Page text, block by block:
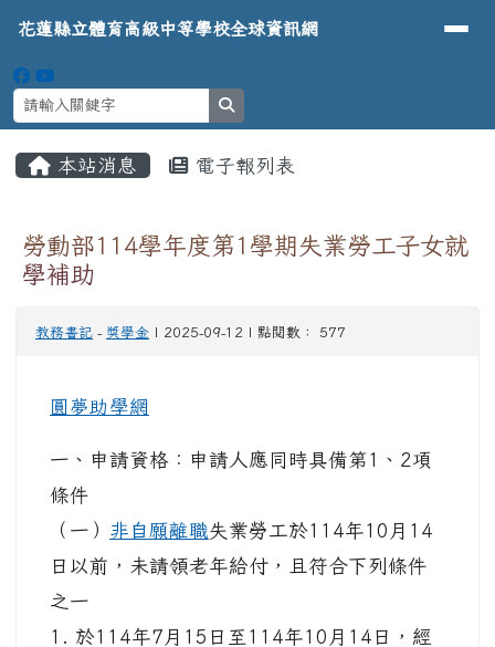
花蓮縣立體育高級中等學校全球資
導覽列
花蓮縣立體育高級中等學校全球資訊網
本站消息 電子報列表
勞動部114學年度第1學期失業勞工子女就
學補助
教務書記 - 獎學金 | 2025-09-12 | 點閱數： 577
圓夢助學網
一、申請資格：申請人應同時具備第1、2項
條件
（一） 非自願離職失業勞工於114年10月14
日以前，未請領老年給付，且符合下列條件
之一
1. 於114年7月15日至114年10月14日，經